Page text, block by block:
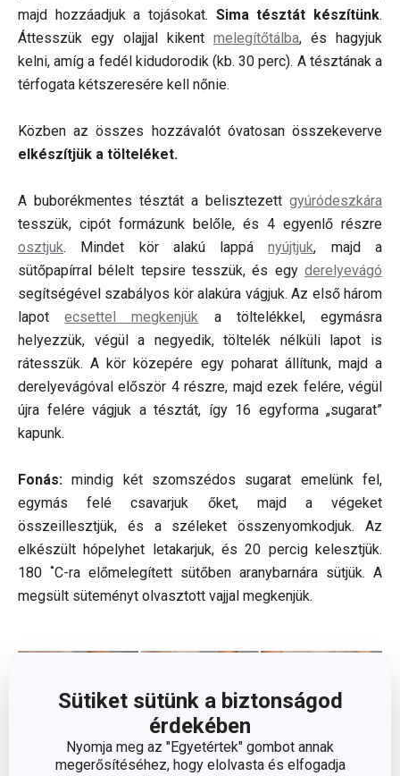
Sütiket sütünk a biztonságod
érdekében
Nyomja meg az "Egyetértek" gombot annak
megerősítéséhez, hogy elolvasta és elfogadja
majd hozzáadjuk a tojásokat. Sima tésztát készítünk.
Áttesszük egy olajjal kikent melegítőtálba, és hagyjuk
kelni, amíg a fedél kidudorodik (kb. 30 perc). A tésztának a
térfogata kétszeresére kell nőnie.
Közben az összes hozzávalót óvatosan összekeverve
elkészítjük a tölteléket.
A buborékmentes tésztát a belisztezett gyúródeszkára
tesszük, cipót formázunk belőle, és 4 egyenlő részre
osztjuk. Mindet kör alakú lappányújtjuk, majd a
sütőpapírral bélelt tepsire tesszük, és egy derelyevágó
segítségével szabályos kör alakúra vágjuk. Az első három
lapotecsettel megkenjük a töltelékkel, egymásra
helyezzük, végül a negyedik, töltelék nélküli lapot is
rátesszük. A kör közepére egy poharat állítunk, majd a
derelyevágóval először 4 részre, majd ezek felére, végül
újra felére vágjuk a tésztát, így 16 egyforma „sugarat”
kapunk.
Fonás:mindig két szomszédos sugarat emelünk fel,
egymás felé csavarjuk őket, majd a végeket
összeillesztjük, és a széleket összenyomkodjuk. Az
elkészült hópelyhet letakarjuk, és 20 percig kelesztjük.
180 ˚C-ra előmelegített sütőben aranybarnára sütjük. A
megsült süteményt olvasztott vajjal megkenjük.